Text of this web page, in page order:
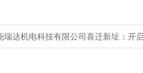
瑞达机电科技有限公司喜迁新址：开